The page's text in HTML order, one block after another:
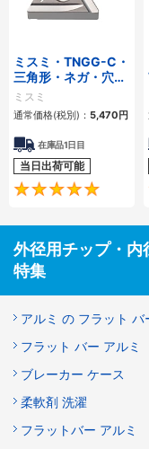
ミスミ・TNGG-C・
三角形・ネガ・穴
有・旋削チップ
ミスミ
通常価格(税別)： 5,470円
在庫品1日目
当日出荷可能
外径用チップ・内
特集
アルミ の フラット バ
フラット バー アルミ
ブレーカー ケース
柔軟剤 洗濯
フラットバー アルミ